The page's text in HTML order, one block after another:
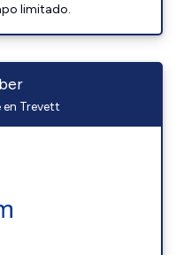
limitado.
Trevett